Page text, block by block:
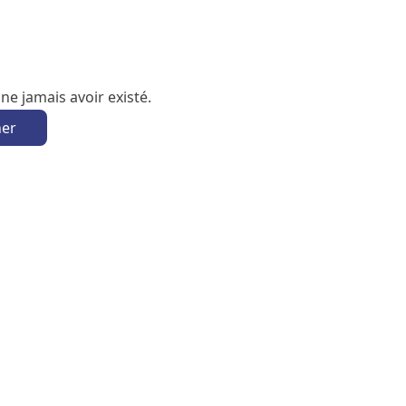
jamais avoir existé.